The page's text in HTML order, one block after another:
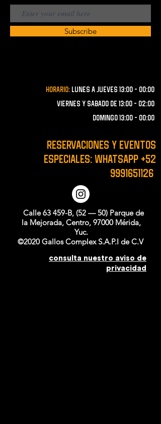
Subscribe
Horario: lunes a JUEVES 13:00 - 00:00
VIERNES Y SABADO de 13:00 - 02:00
domingo 13:00 - 00:00
RESERVACIONES y EVENTOS
ESPECIALES: WHATSAPP +52
9991651126
Calle 63 459-B, (52 — 50) Parque de
la Mejorada, Centro, 97000 Mérida,
Yuc.
©2020 Gallos Complex S.A.P.I de C.V
consulta nuestro aviso de
privacidad